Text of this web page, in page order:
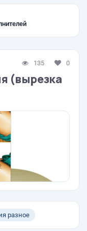
135 0
(вырезка
разное